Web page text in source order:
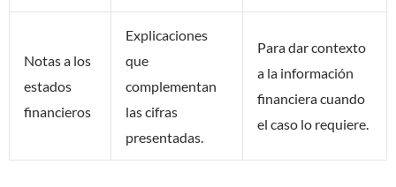
Notas a los
estados
financieros
Explicaciones
que
complementan
las cifras
presentadas.
Para dar contexto
a la información
financiera cuando
el caso lo requiere.